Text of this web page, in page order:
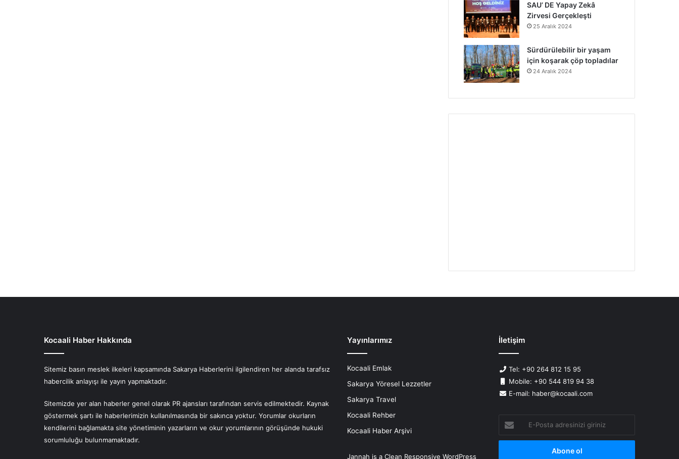
SAU’ DE Yapay Zekâ
Zirvesi Gerçekleşti
25 Aralık 2024
Sürdürülebilir bir yaşam
için koşarak çöp topladılar
24 Aralık 2024
Kocaali Haber Hakkında
Sitemiz basın meslek ilkeleri kapsamında Sakarya Haberlerini ilgilendiren her alanda tarafsız
habercilik anlayışı ile yayın yapmaktadır.
Sitemizde yer alan haberler genel olarak PR ajansları tarafından servis edilmektedir. Kaynak
göstermek şartı ile haberlerimizin kullanılmasında bir sakınca yoktur. Yorumlar okurların
kendilerini bağlamakta site yönetiminin yazarların ve okur yorumlarının görüşünde hukuki
sorumluluğu bulunmamaktadır.
Yayınlarımız
Kocaali Emlak
Sakarya Yöresel Lezzetler
Sakarya Travel
Kocaali Rehber
Kocaali Haber Arşivi
Jannah is a Clean Responsive WordPress
İletişim
Tel: +90 264 812 15 95
Mobile: +90 544 819 94 38
E-mail: haber@kocaali.com
Posta
adresinizi